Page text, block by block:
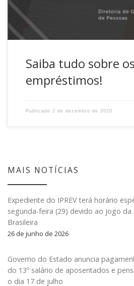
Saiba tudo sobre os
empréstimos!
Publicado 2 de dezembro de 2020
MAIS NOTÍCIAS
Expediente do IPREV terá horário
segunda-feira (29) devido ao jogo da
Brasileira
26 de junho de 2026
Governo do Estado anuncia
do 13º salário de aposentados e
o dia 17 de julho